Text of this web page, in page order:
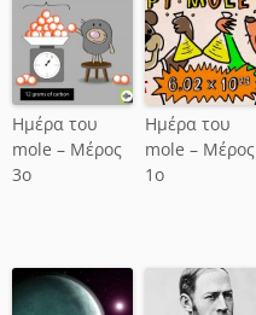
Ημέρα του
mole – Μέρος
3ο
Ημέρα του
mole – Μέρος
1ο